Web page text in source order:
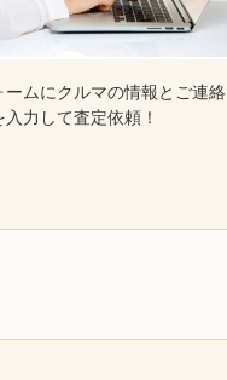
ームにクルマの情報とご連絡
入力して査定依頼！